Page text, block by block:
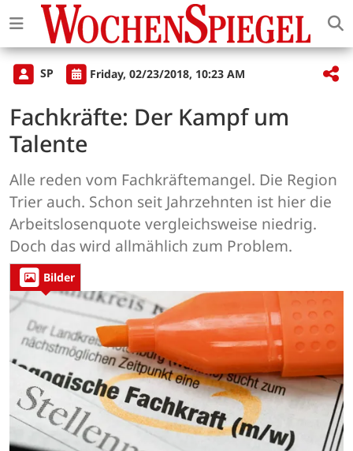
SP Friday, 02/23/2018, 10:23 AM
Fachkräfte: Der Kampf um
Talente
Alle reden vom Fachkräftemangel. Die Region
Trier auch. Schon seit Jahrzehnten ist hier die
Arbeitslosenquote vergleichsweise niedrig.
Doch das wird allmählich zum Problem.
Bilder